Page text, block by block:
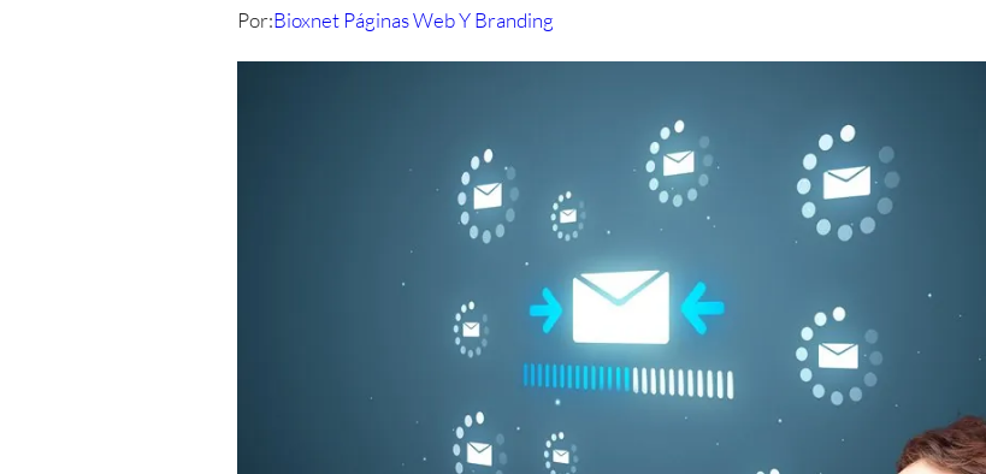
Por:Bioxnet Páginas Web Y Branding